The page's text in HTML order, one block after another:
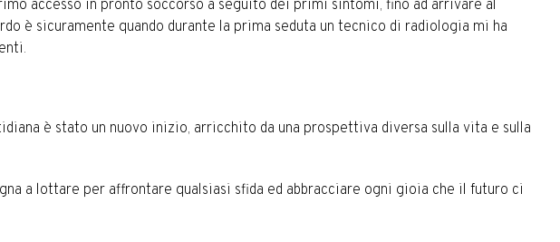
accesso in pronto soccorso a seguito dei primi sintomi, fino ad arrivare al
è sicuramente quando durante la prima seduta un tecnico di radiologia mi ha
è stato un nuovo inizio, arricchito da una prospettiva diversa sulla vita e sulla
a lottare per affrontare qualsiasi sfida ed abbracciare ogni gioia che il futuro ci